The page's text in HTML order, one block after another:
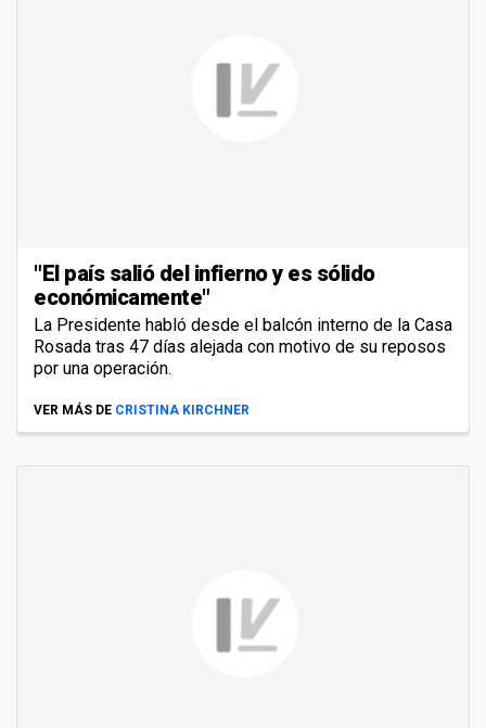
"El país salió del infierno y es sólido
económicamente"
La Presidente habló desde el balcón interno de la Casa
Rosada tras 47 días alejada con motivo de su reposos
por una operación.
VER MÁS DE CRISTINA KIRCHNER